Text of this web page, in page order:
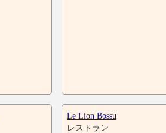
Le Lion Bossu
レストラン